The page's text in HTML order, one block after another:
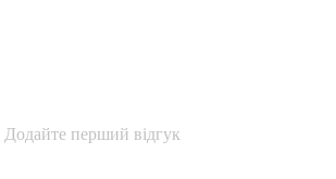
Додайте перший відгук